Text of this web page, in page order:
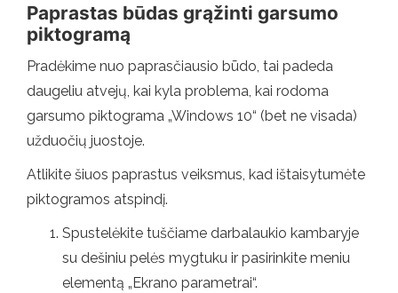
Paprastas būdas grąžinti garsumo
piktogramą
Pradėkime nuo paprasčiausio būdo, tai padeda
daugeliu atvejų, kai kyla problema, kai rodoma
garsumo piktograma „Windows 10“ (bet ne visada)
užduočių juostoje.
Atlikite šiuos paprastus veiksmus, kad ištaisytumėte
piktogramos atspindį.
Spustelėkite tuščiame darbalaukio kambaryje
su dešiniu pelės mygtuku ir pasirinkite meniu
elementą „Ekrano parametrai“.